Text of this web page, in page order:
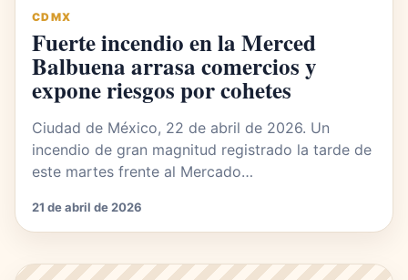
CDMX
Fuerte incendio en la Merced
Balbuena arrasa comercios y
expone riesgos por cohetes
Ciudad de México, 22 de abril de 2026. Un
incendio de gran magnitud registrado la tarde de
este martes frente al Mercado…
21 de abril de 2026